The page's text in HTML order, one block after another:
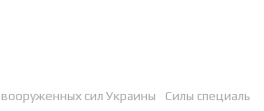
сил Украины Силы